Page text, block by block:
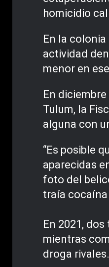
homicidio
En la colonia
actividad
menor en
En
Tulum, la
alguna con
“Es posible
aparecidas
foto del
traía cocaína
En 2021,
mientras
droga rivales.